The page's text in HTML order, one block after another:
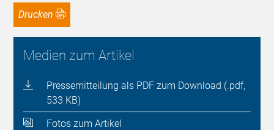
Drucken
Medien zum Artikel
Pressemitteilung als PDF zum Download (.pdf,
533 KB)
Fotos zum Artikel